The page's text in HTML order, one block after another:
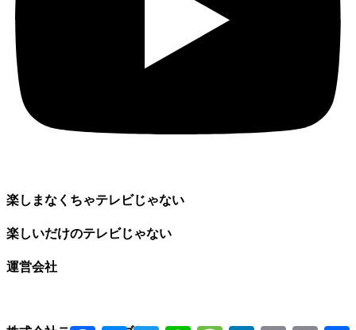
楽しまなくちゃテレビじゃない
楽しいだけのテレビじゃない
運営会社